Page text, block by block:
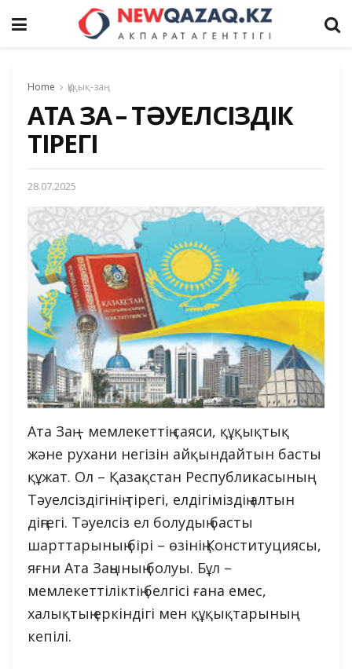
Home Құқық-заң
АТА ЗАҢ – ТӘУЕЛСІЗДІК
ТІРЕГІ
28.07.2025
Ата Заң – мемлекеттің саяси, құқықтық
және рухани негізін айқындайтын басты
құжат. Ол – Қазақстан Республикасының
Тәуелсіздігінің тірегі, елдігіміздің алтын
діңгегі. Тәуелсіз ел болудың басты
шарттарының бірі – өзінің Конституциясы,
яғни Ата Заңының болуы. Бұл –
мемлекеттіліктің белгісі ғана емес,
халықтың еркіндігі мен құқықтарының
кепілі.